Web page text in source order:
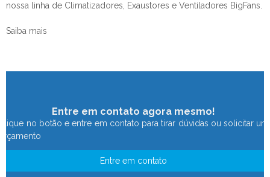
nossa linha de Climatizadores, Exaustores e Ventiladores BigFans.
Saiba mais
Entre em contato agora mesmo!
no botão e entre em contato para tirar dúvidas ou solicitar um
Entre em contato